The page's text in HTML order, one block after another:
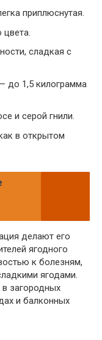
приплюснутая.
сладкая с
до 1,5 килограмма
и серой гнили.
в открытом
делают его
ягодного
к болезням,
ягодами.
загородных
и балконных